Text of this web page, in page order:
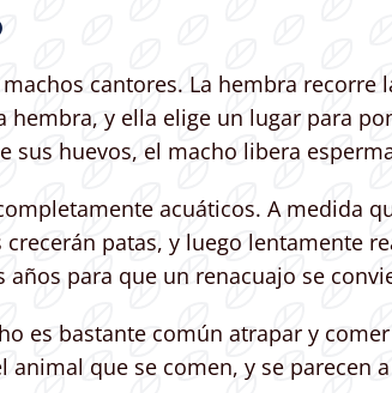
cantores. La hembra
y ella elige un lugar para
sus huevos, el macho libera
acuáticos. A medida
patas, y luego lentamente
para que un renacuajo se
es bastante común atrapar y
que se comen, y se parecen